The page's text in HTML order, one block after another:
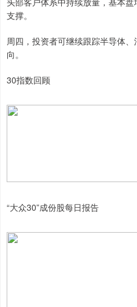
支撑。
周四，投资者可继续跟踪半导体
向。
30指数回顾
“大众30”成份股每日报告